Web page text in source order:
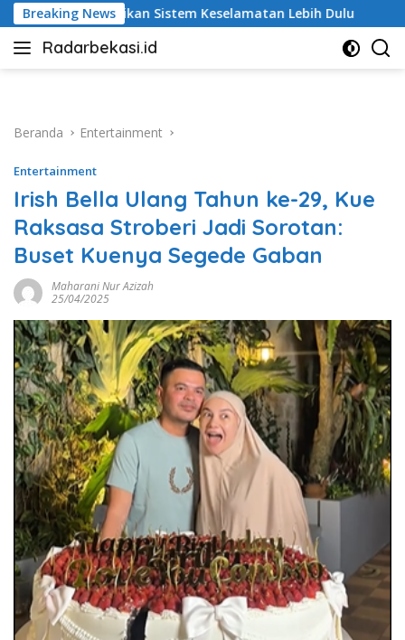
Langsung
ke
konten
Breaking News
Keselamatan Lebih Dulu Debu Tegal Danas
Radarbekasi.id
Berita
Beranda
Entertainment
Entertainment
Irish Bella Ulang Tahun ke-29, Kue
Raksasa Stroberi Jadi Sorotan:
Buset Kuenya Segede Gaban
Maharani Nur Azizah
25/04/2025